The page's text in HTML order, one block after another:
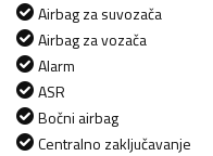
Airbag za suvozača
Airbag za vozača
Alarm
ASR
Bočni airbag
Centralno zaključavanje